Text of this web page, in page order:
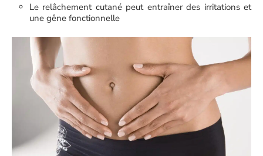
Le relâchement cutané peut entraîner des irritations et
une gêne fonctionnelle